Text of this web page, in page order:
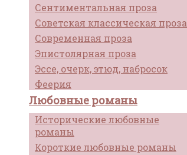
Сентиментальная проза
Советская классическая проза
Современная проза
Эпистолярная проза
Эссе, очерк, этюд, набросок
Феерия
Любовные романы
Исторические любовные
романы
Короткие любовные романы